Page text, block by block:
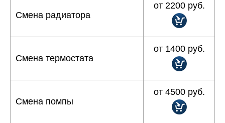
Смена радиатора
от 2200 руб.
Смена термостата
от 1400 руб.
Смена помпы
от 4500 руб.